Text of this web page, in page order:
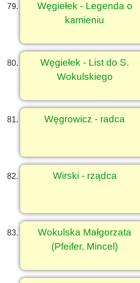
Węgiełek - Legenda o
kamieniu
Węgiełek - List do S.
Wokulskiego
Węgrowicz - radca
Wirski - rządca
Wokulska Małgorzata
(Pfeifer, Mincel)